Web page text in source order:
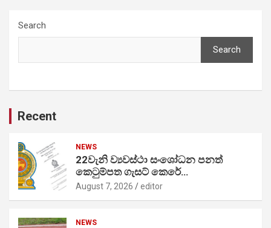
Search
Search
Recent
NEWS
22වැනි ව්‍යවස්ථා සංශෝධන පනත්
කෙටුම්පත ගැසට් කෙරේ…
August 7, 2026 editor
NEWS